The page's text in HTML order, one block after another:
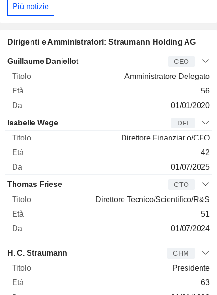
Più notizie
Dirigenti e Amministratori: Straumann Holding AG
Manager Titolo Età
Guillaume Daniellot CEO
Amministratore Delegato
56
01/01/2020
Isabelle Wege DFI
Direttore Finanziario/CFO
42
01/07/2025
Thomas Friese CTO
Direttore Tecnico/Scientifico/R&S
51
01/07/2024
Amministratore Titolo
H. C. Straumann CHM
Presidente
63